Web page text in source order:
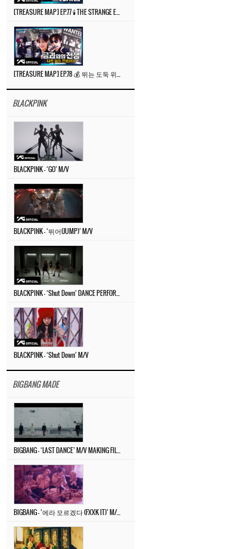
BLACKPINK
BLACKPINK – ‘GO’ M/V
BLACKPINK – ‘뛰어(JUMP)’ M/V
BLACKPINK – ‘Shut Down’ M/V
BIGBANG MADE